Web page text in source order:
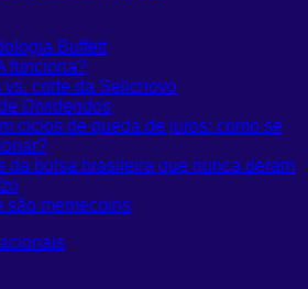
Buffett
funciona?
vs. corte da Selicnovo
Dividendos
ciclos de queda de juros: como se
da bolsa brasileira que nunca deram
são memecoins